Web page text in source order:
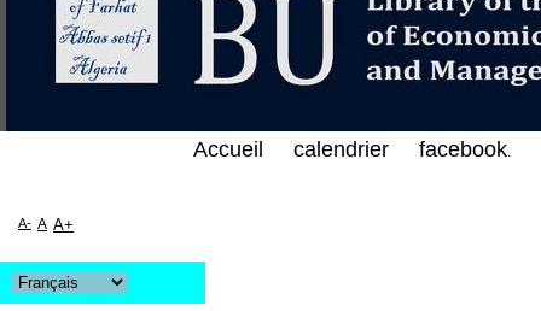
Accueil calendrier facebook.
A- A A+